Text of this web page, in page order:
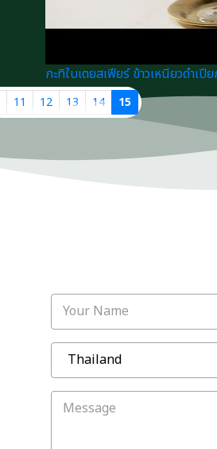
กะทิใบเตยสเฟียร์ ข้าวเหนียวดำเปี
11 12 13 14 15
Your Name
Message